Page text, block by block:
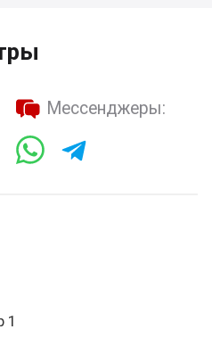
Мессенджеры:
1